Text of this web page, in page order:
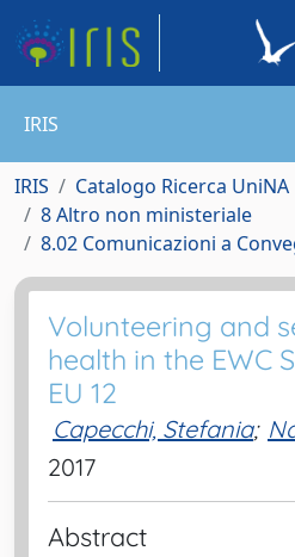
IRIS
IRIS
Catalogo Ricerca UniNA
8 Altro non ministeriale
8.02 Comunicazioni a
Volunteering and
health in the EWC
EU 12
Capecchi, Stefania;
2017
Abstract